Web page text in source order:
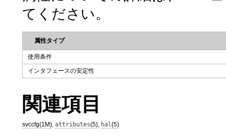
てください。
属性タイプ
使用条件
インタフェースの安定性
関連項目
svccfg(1M), attributes(5), hal(5)